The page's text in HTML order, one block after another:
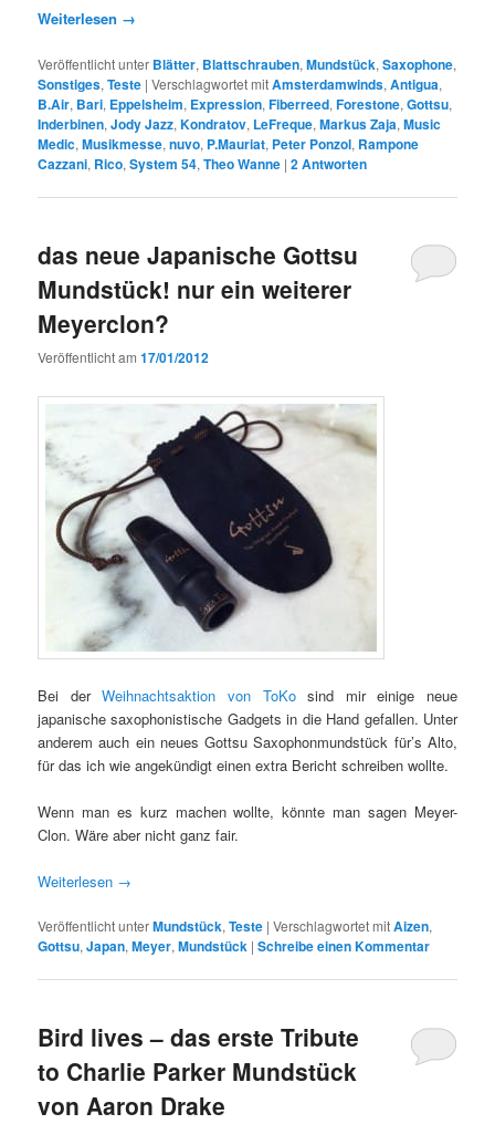
Weiterlesen →
Veröffentlicht unter Blätter, Blattschrauben,Mundstück,Saxophone,
Sonstiges,Teste |Verschlagwortet mitAmsterdamwinds,Antigua,
B.Air, Bari, Eppelsheim, Expression,Fiberreed,Forestone,Gottsu,
Inderbinen,Jody Jazz,Kondratov, LeFreque,Markus Zaja,Music
Medic,Musikmesse,nuvo, P.Mauriat, Peter Ponzol, Rampone
Cazzani, Rico,System 54,Theo Wanne |2Antworten
das neue Japanische Gottsu
Mundstück! nur ein weiterer
Meyerclon?
Veröffentlicht am17/01/2012
Bei derWeihnachtsaktion von ToKosind mir einige neue
japanische saxophonistische Gadgets in die Hand gefallen. Unter
anderem auch ein neues Gottsu Saxophonmundstück für’s Alto,
für das ich wie angekündigt einen extra Bericht schreiben wollte.
Wenn man es kurz machen wollte, könnte man sagen Meyer-
Clon. Wäre aber nicht ganz fair.
Weiterlesen →
Veröffentlicht unterMundstück,Teste |Verschlagwortet mitAizen,
Gottsu,Japan,Meyer,Mundstück |Schreibe einen Kommentar
Bird lives – das erste Tribute
to Charlie Parker Mundstück
von Aaron Drake